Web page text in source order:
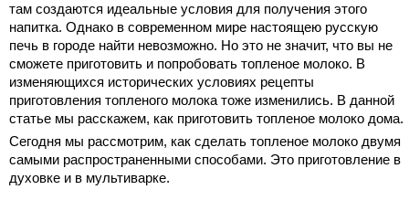
там создаются идеальные условия для получения этого
напитка. Однако в современном мире настоящею русскую
печь в городе найти невозможно. Но это не значит, что вы не
сможете приготовить и попробовать топленое молоко. В
изменяющихся исторических условиях рецепты
приготовления топленого молока тоже изменились. В данной
статье мы расскажем, как приготовить топленое молоко дома.
Сегодня мы рассмотрим, как сделать топленое молоко двумя
самыми распространенными способами. Это приготовление в
духовке и в мультиварке.